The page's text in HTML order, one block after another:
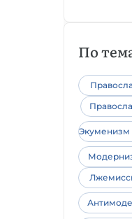
По
Экуменизм